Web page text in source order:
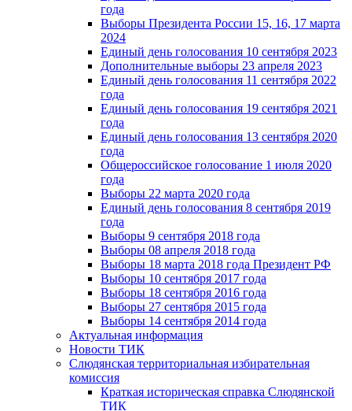
года
Выборы Президента России 15, 16, 17 марта
2024
Единый день голосования 10 сентября 2023
Дополнительные выборы 23 апреля 2023
Единый день голосования 11 сентября 2022
года
Единый день голосования 19 сентября 2021
года
Единый день голосования 13 сентября 2020
года
Общероссийское голосование 1 июля 2020
года
Выборы 22 марта 2020 года
Единый день голосования 8 сентября 2019
года
Выборы 9 сентября 2018 года
Выборы 08 апреля 2018 года
Выборы 18 марта 2018 года Президент РФ
Выборы 10 сентября 2017 года
Выборы 18 сентября 2016 года
Выборы 27 сентября 2015 года
Выборы 14 сентября 2014 года
Актуальная информация
Новости ТИК
Слюдянская территориальная избирательная
комиссия
Краткая историческая справка Слюдянской
ТИК